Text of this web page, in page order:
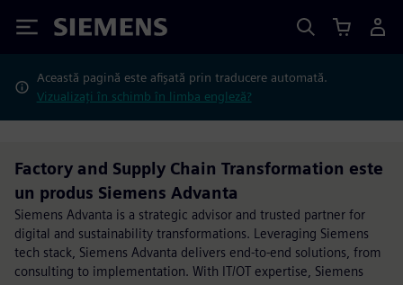
Siemens
Această pagină este afișată prin traducere automată.
Vizualizați în schimb în limba engleză?
Factory and Supply Chain Transformation este
un produs Siemens Advanta
Siemens Advanta is a strategic advisor and trusted partner for
digital and sustainability transformations. Leveraging Siemens
tech stack, Siemens Advanta delivers end-to-end solutions, from
consulting to implementation. With IT/OT expertise, Siemens